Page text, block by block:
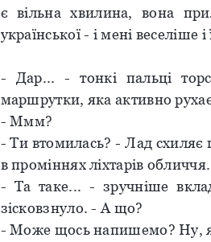
є вільна хвилина, вона
української - і мені веселіше
- Дар... - тонкі пальці
маршрутки, яка активно
- Ммм?
- Ти втомилась? - Лад схиляє
в проміннях ліхтарів обличчя.
- Та таке... - зручніше
зісковзнуло. - А що?
- Може щось напишемо? Ну, я